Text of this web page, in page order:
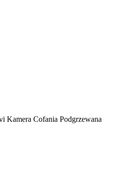
Kamera Cofania Podgrzewana